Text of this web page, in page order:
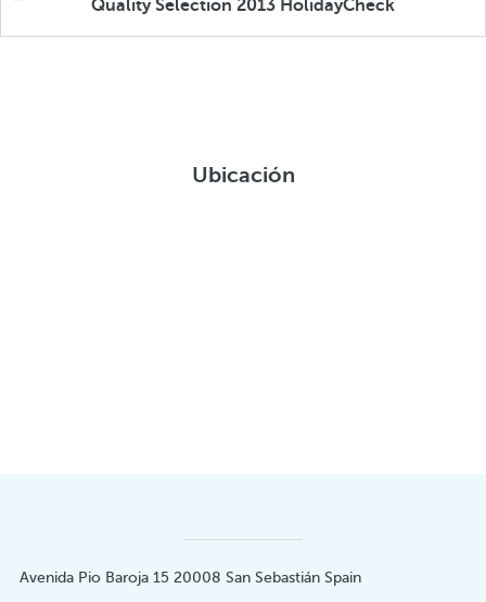
Quality Selection 2013 HolidayCheck
Ubicación
Avenida Pio Baroja 15 20008 San Sebastián Spain